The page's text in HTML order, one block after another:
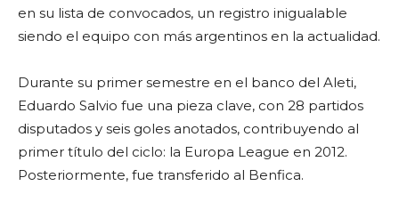
en su lista de convocados, un registro inigualable
siendo el equipo con más argentinos en la actualidad.
Durante su primer semestre en el banco del Aleti,
Eduardo Salvio fue una pieza clave, con 28 partidos
disputados y seis goles anotados, contribuyendo al
primer título del ciclo: la Europa League en 2012.
Posteriormente, fue transferido al Benfica.